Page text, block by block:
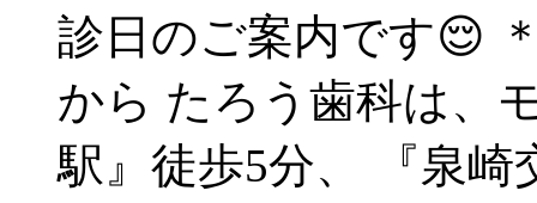
診日のご案内です😌
から たろう歯科は、
駅』徒歩5分、 『泉